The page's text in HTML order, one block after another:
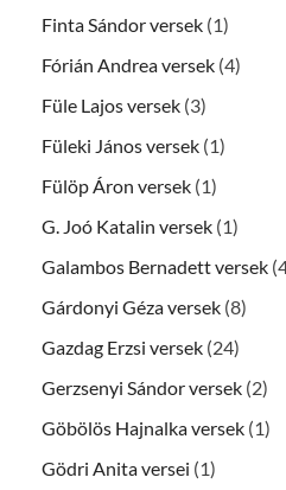
Finta Sándor versek (1)
Fórián Andrea versek (4)
Füle Lajos versek (3)
Füleki János versek (1)
Fülöp Áron versek (1)
G. Joó Katalin versek (1)
Galambos Bernadett versek
Gárdonyi Géza versek (8)
Gazdag Erzsi versek (24)
Gerzsenyi Sándor versek (2)
Göbölös Hajnalka versek (1)
Gödri Anita versei (1)